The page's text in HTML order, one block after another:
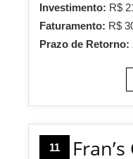
Investimento: R$
Faturamento: R$
Prazo de Retorno:
11